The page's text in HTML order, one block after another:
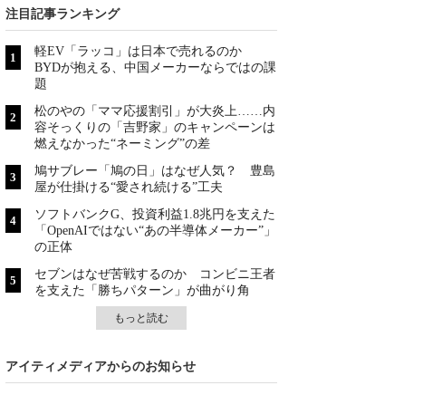
注目記事ランキング
軽EV「ラッコ」は日本で売れるのか
BYDが抱える、中国メーカーならではの課
題
松のやの「ママ応援割引」が大炎上……内
容そっくりの「吉野家」のキャンペーンは
燃えなかった“ネーミング”の差
鳩サブレー「鳩の日」はなぜ人気？ 豊島
屋が仕掛ける“愛され続ける”工夫
ソフトバンクG、投資利益1.8兆円を支えた
「OpenAIではない“あの半導体メーカー”」
の正体
セブンはなぜ苦戦するのか コンビニ王者
を支えた「勝ちパターン」が曲がり角
もっと読む
アイティメディアからのお知らせ